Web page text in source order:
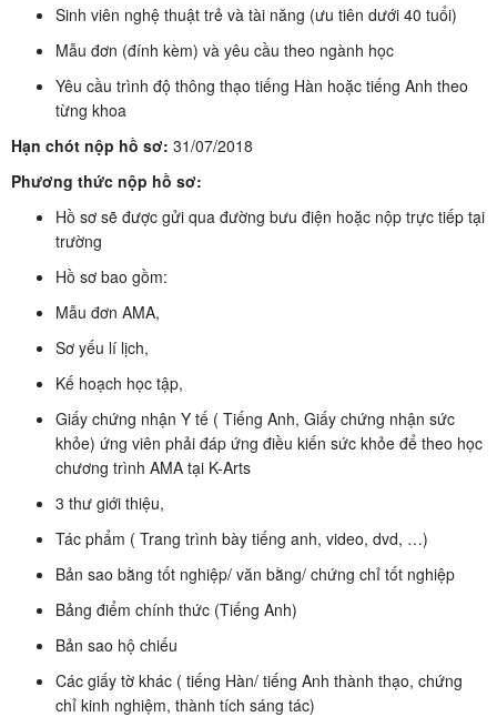
Sinh viên nghệ thuật trẻ và tài năng (ưu tiên dưới 40 tuổi)
Mẫu đơn (đính kèm) và yêu cầu theo ngành học
Yêu cầu trình độ thông thạo tiếng Hàn hoặc tiếng Anh theo
từng khoa
Hạn chót nộp hồ sơ: 31/07/2018
Phương thức nộp hồ sơ:
Hồ sơ sẽ được gửi qua đường bưu điện hoặc nộp trực tiếp tại
trường
Hồ sơ bao gồm:
Mẫu đơn AMA,
Sơ yếu lí lịch,
Kế hoạch học tập,
Giấy chứng nhận Y tế ( Tiếng Anh, Giấy chứng nhận sức
khỏe) ứng viên phải đáp ứng điều kiến sức khỏe để theo học
chương trình AMA tại K-Arts
3 thư giới thiệu,
Tác phẩm ( Trang trình bày tiếng anh, video, dvd, …)
Bản sao bằng tốt nghiệp/ văn bằng/ chứng chỉ tốt nghiệp
Bảng điểm chính thức (Tiếng Anh)
Bản sao hộ chiếu
Các giấy tờ khác ( tiếng Hàn/ tiếng Anh thành thạo, chứng
chỉ kinh nghiệm, thành tích sáng tác)